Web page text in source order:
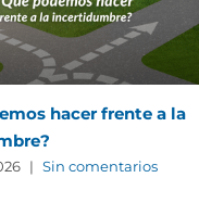
hacer frente a la
| Sin comentarios